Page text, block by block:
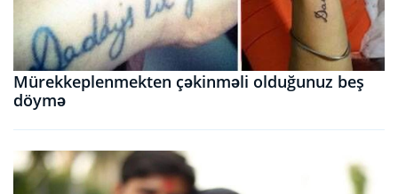
Mürekkeplenmekten çəkinməli olduğunuz beş
döymə